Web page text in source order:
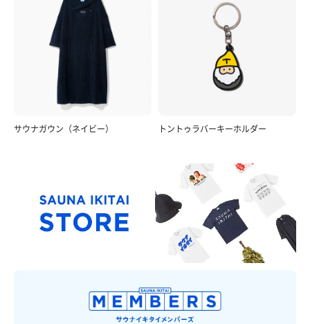
サウナガウン（ネイビー） トントゥラバーキーホルダー